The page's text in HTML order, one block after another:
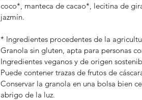
coco*, manteca de cacao*, lecitina de
jazmín.
* Ingredientes procedentes de la
Granola sin gluten, apta para personas
Ingredientes veganos y de origen
Puede contener trazas de frutos de
Conservar la granola en una bolsa bien
abrigo de la luz.